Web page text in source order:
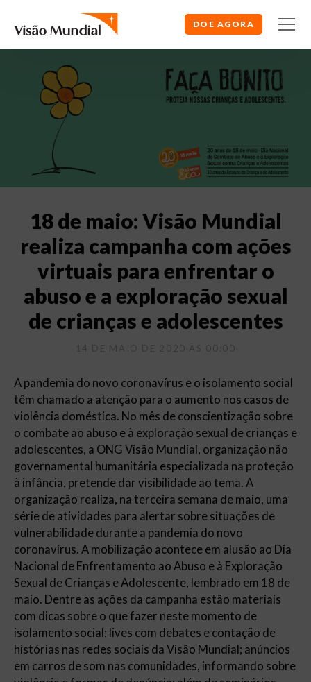
DOE AGORA
18 de maio: Visão Mundial
realiza campanha com ações
virtuais para enfrentar o
abuso e a exploração sexual
de crianças e adolescentes
A pandemia do novo coronavírus e o isolamento social
têm chamado a atenção para o aumento nos casos de
violência doméstica. No mês de conscientização sobre
o combate ao abuso e à exploração sexual de crianças e
adolescentes, a ONG Visão Mundial, organização não
governamental humanitária especializada na proteção
à infância, pretende dar visibilidade ao tema. A
organização realiza, na terceira semana de maio, uma
série de atividades para alertar sobre situações de
vulnerabilidade durante a pandemia do novo
coronavírus. A mobilização acontece em alusão ao Dia
Nacional de Enfrentamento ao Abuso e à Exploração
Sexual de Crianças e Adolescente, lembrado em 18 de
maio. Dentre as ações da campanha estão materiais
com dicas sobre o que fazer neste momento de
isolamento social; lives com debates e contação de
histórias nas redes sociais da Visão Mundial; anúncios
em carros de som nas comunidades, informando sobre